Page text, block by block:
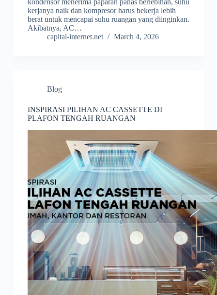
kondensor menerima paparan panas berlebihan, suhu
kerjanya naik dan kompresor harus bekerja lebih
berat untuk mencapai suhu ruangan yang diinginkan.
Akibatnya, AC…
capital-internet.net
March 4, 2026
Blog
INSPIRASI PILIHAN AC CASSETTE DI
PLAFON TENGAH RUANGAN